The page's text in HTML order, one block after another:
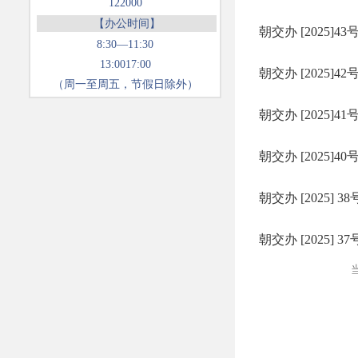
122000
【办公时间】
8:30—11:30
13:0017:00
（周一至周五，节假日除外）